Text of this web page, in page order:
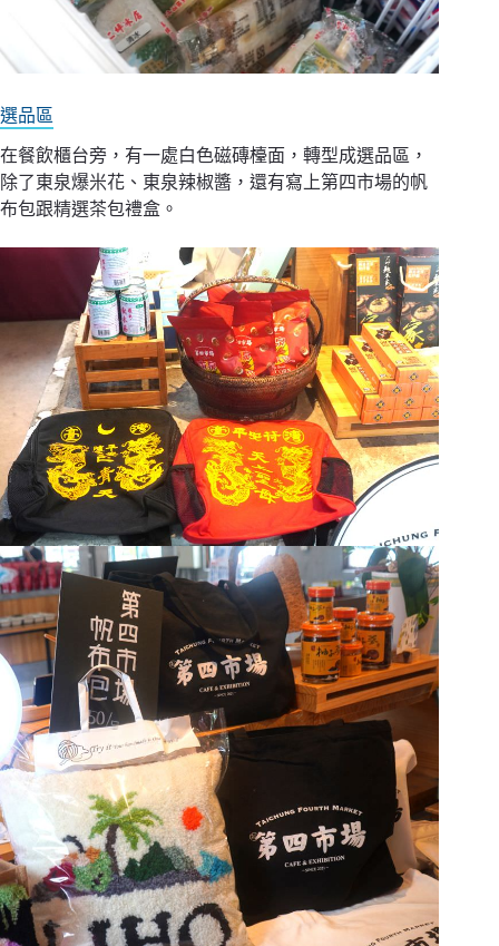
選品區
在餐飲櫃台旁，有一處白色磁磚檯面，轉型成選品區，
除了東泉爆米花、東泉辣椒醬，還有寫上第四市場的帆
布包跟精選茶包禮盒。